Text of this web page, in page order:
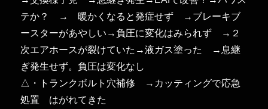
テか？ → 暖かくなると発症せず →ブレーキブ
ースターがあやしい→負圧に変化はみられず →２
次エアホースが裂けていた→液ガス塗った →息継
ぎ発生せず。負圧は変化なし
△・トランクボルト穴補修 →カッティングで応急
処置 はがれてきた